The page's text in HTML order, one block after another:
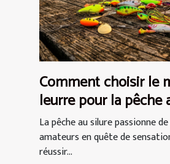
Comment choisir le
leurre pour la pêche
La pêche au silure passionne
amateurs en quête de
réussir...